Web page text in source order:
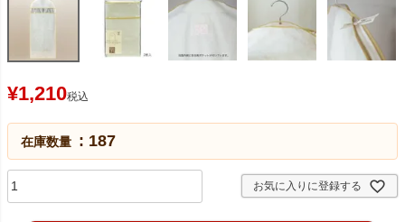
¥1,210税込
在庫数量 187
お気に入りに登録する